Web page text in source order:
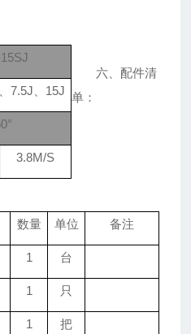
7.5J、15J
3.8M/S
六、配件清
单：
数量 单位 备注
1 台
1 只
1
把